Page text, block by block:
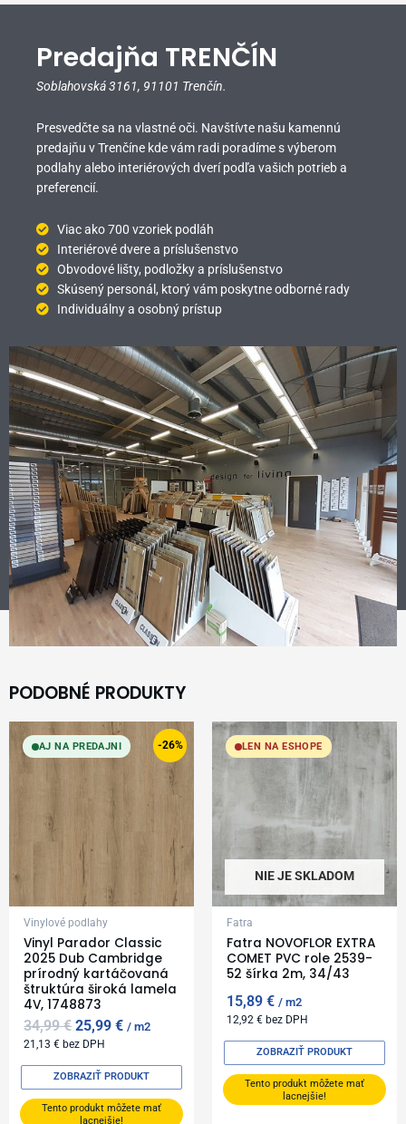
Predajňa TRENČÍN
Soblahovská 3161, 91101 Trenčín.
Presvedčte sa na vlastné oči. Navštívte našu kamennú
predajňu v Trenčíne kde vám radi poradíme s výberom
podlahy alebo interiérových dverí podľa vašich potrieb a
preferencií.
Viac ako 700 vzoriek podláh
Interiérové dvere a príslušenstvo
Obvodové lišty, podložky a príslušenstvo
Skúsený personál, ktorý vám poskytne odborné rady
Individuálny a osobný prístup
PODOBNÉ PRODUKTY
-26%
AJ NA PREDAJNI
Vinylové podlahy
Vinyl Parador Classic
2025 Dub Cambridge
prírodný kartáčovaná
štruktúra široká lamela
4V, 1748873
34,99€
Original
price
was:
25,99€
Current
price
is:
25,99 €.
m2
21,13€ bez DPH
Tento produkt môžete mať
lacnejšie!
ZOBRAZIŤ PRODUKT
LEN NA ESHOPE
NIE JE SKLADOM
Fatra
Fatra NOVOFLOR EXTRA
COMET PVC role 2539-
52 šírka 2m, 34/43
15,89€ m2
12,92€ bez DPH
Tento produkt môžete mať
lacnejšie!
ZOBRAZIŤ PRODUKT